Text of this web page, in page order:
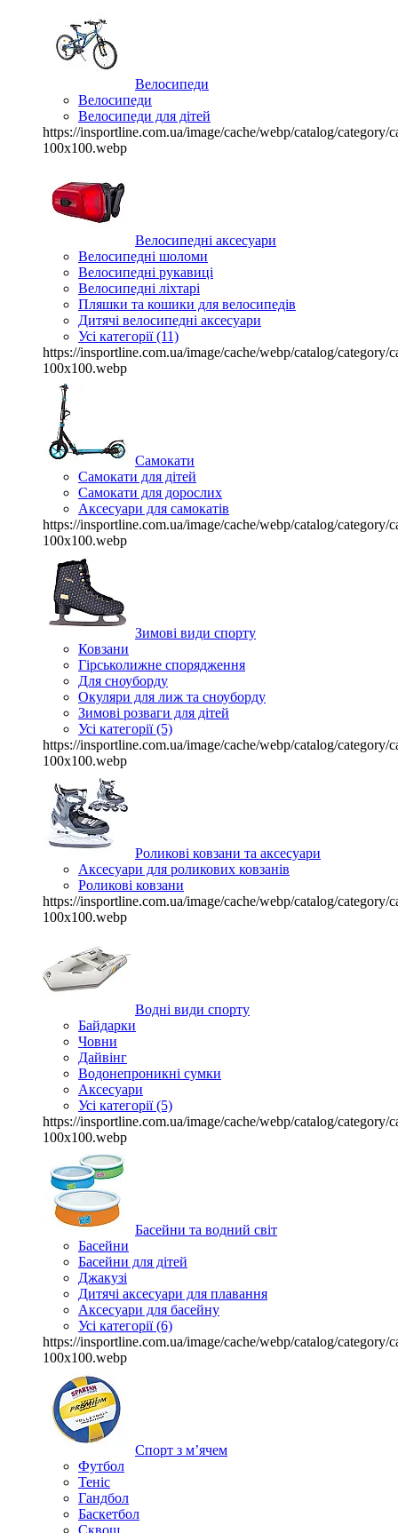
Велосипеди
Велосипеди
Велосипеди для дітей
https://insportline.com.ua/image/cache/webp/catalog/category/
100x100.webp
Велосипедні аксесуари
Велосипедні шоломи
Велосипедні рукавиці
Велосипедні ліхтарі
Пляшки та кошики для велосипедів
Дитячі велосипедні аксесуари
Усі категорії (11)
https://insportline.com.ua/image/cache/webp/catalog/category/
100x100.webp
Самокати
Самокати для дітей
Самокати для дорослих
Аксесуари для самокатів
https://insportline.com.ua/image/cache/webp/catalog/category/
100x100.webp
Зимові види спорту
Ковзани
Гірськолижне спорядження
Для сноуборду
Окуляри для лиж та сноуборду
Зимові розваги для дітей
Усі категорії (5)
https://insportline.com.ua/image/cache/webp/catalog/category/
100x100.webp
Роликові ковзани та аксесуари
Аксесуари для роликових ковзанів
Роликові ковзани
https://insportline.com.ua/image/cache/webp/catalog/category/
100x100.webp
Водні види спорту
Байдарки
Човни
Дайвінг
Водонепроникні сумки
Аксесуари
Усі категорії (5)
https://insportline.com.ua/image/cache/webp/catalog/category/
100x100.webp
Басейни та водний світ
Басейни
Басейни для дітей
Джакузі
Дитячі аксесуари для плавання
Аксесуари для басейну
Усі категорії (6)
https://insportline.com.ua/image/cache/webp/catalog/category/
100x100.webp
Спорт з м’ячем
Футбол
Теніс
Гандбол
Баскетбол
Сквош